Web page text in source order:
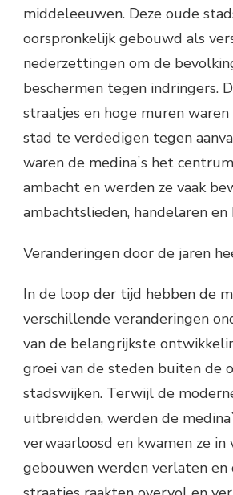
middeleeuwen. Deze oude
oorspronkelijk gebouwd als
nederzettingen om de
beschermen tegen indringers.
straatjes en hoge muren
stad te verdedigen tegen
waren de medinaʼs het
ambacht en werden ze vaak
ambachtslieden, handelaren en
Veranderingen door de jaren
In de loop der tijd hebben de
verschillende veranderingen
van de belangrijkste
groei van de steden buiten de
stadswijken. Terwijl de
uitbreidden, werden de
verwaarloosd en kwamen ze in
gebouwen werden verlaten en